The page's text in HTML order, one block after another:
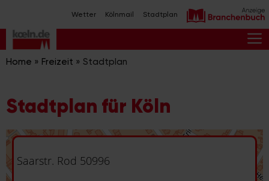
Inhalt
springen
Wetter Kölnmail Stadtplan
Home » Freizeit » Stadtplan
Stadtplan für Köln